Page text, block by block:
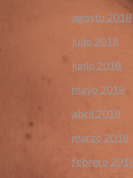
agosto 2018
julio 2018
junio 2018
mayo 2018
abril 2018
marzo 2018
febrero